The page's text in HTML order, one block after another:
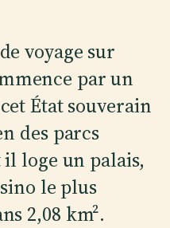
voyage sur
par un
État souverain
des parcs
loge un palais,
le plus
2,08 km².